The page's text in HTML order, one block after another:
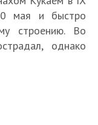
мая и быстро
строению. Во
однако